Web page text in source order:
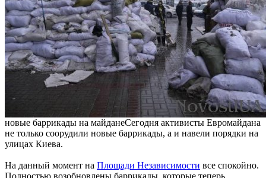
новые баррикады на майданеСегодня активисты Евромайдана
не только соорудили новые баррикады, а и навели порядки на
улицах Киева.
На данный момент на Площади Независимости все спокойно.
Полностью возобновлены баррикады, которые теперь